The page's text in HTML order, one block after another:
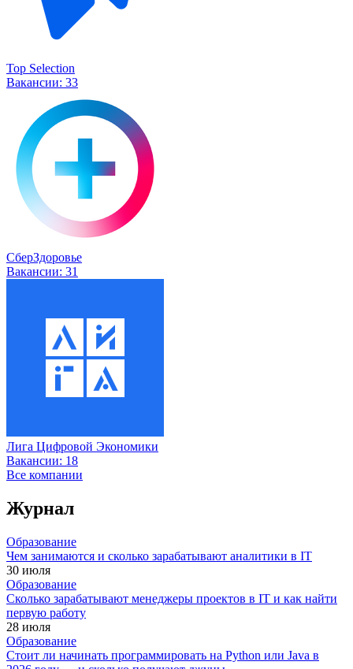
Top Selection
Вакансии: 33
СберЗдоровье
Вакансии: 31
Лига Цифровой Экономики
Вакансии: 18
Все компании
Журнал
Образование
Чем занимаются и сколько зарабатывают аналитики в IT
30 июля
Образование
Сколько зарабатывают менеджеры проектов в IT и как найти
первую работу
28 июля
Образование
Стоит ли начинать программировать на Python или Java в